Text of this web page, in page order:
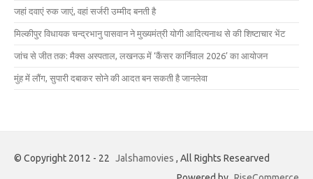
जहां दवाएं रुक जाएं, वहां सर्जरी उम्मीद बनती है
मिल्कीपुर विधायक चन्द्रभानु पासवान ने मुख्यमंत्री योगी आदित्यनाथ से की शिष्टाचार भेंट
जांच से जीत तक: मैक्स अस्पताल, लखनऊ में ‘कैंसर कार्निवाल 2026’ का आयोजन
मुंह में लौंग, सुपारी दबाकर सोने की आदत बन सकती है जानलेवा
© Copyright 2012 - 22 Jalshamovies , All Rights Researved